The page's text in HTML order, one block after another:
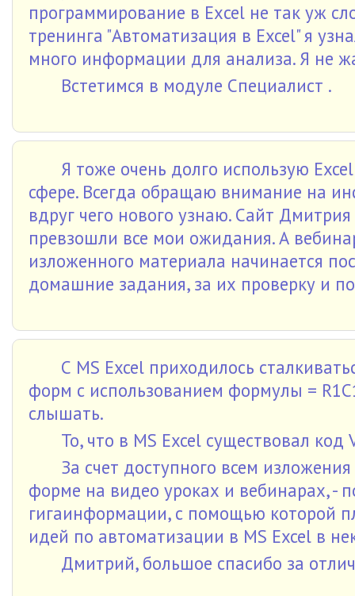
программирование в Exсеl не так уж
тренинга "Автоматизация в Excel" я
много информации для анализа. Я не
Встетимся в модуле Специалист .
Я тоже очень долго использую
сфере. Всегда обращаю внимание на
вдруг чего нового узнаю. Сайт
превзошли все мои ожидания. А
изложенного материала начинается
домашние задания, за их проверку и
С MS Excel приходилось
форм с использованием формулы =
слышать.
То, что в MS Excel существовал
За счет доступного всем
форме на видео уроках и вебинарах, -
гигаинформации, с помощью которой
идей по автоматизации в MS Excel в
Дмитрий, большое спасибо за